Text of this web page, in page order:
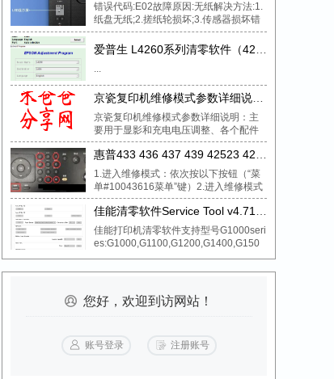
错误代码:E02故障原因:无纸解决方法:1.
纸盘无纸;2.搓纸轮损坏;3.传感器损坏错
误代码:E03故障原因:卡纸解决...
爱普生 L4260系列清零软件（4263 4265 4266 4267 4268 4269含图解
...
京瓷复印机维修模式参数详细说明 维修模式进入方法
京瓷复印机维修模式参数详细说明：主
要用于显影和充电电压调整、各个配件
计数清零等进入维修模式方法：机器就
绪状态依次输入10...
1.进入维修模式：依次按以下按钮（“菜
单#10043616菜单”键）2.进入维修模式
后：选择“Tec...
佳能打印机清零软件支持型号G1000seri
es:G1000,G1100,G1200,G1400,G150
0...
您好，欢迎到访网站！
账号登录 注册账号